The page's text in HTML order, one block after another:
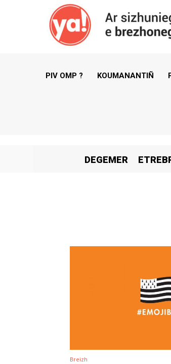
PIV OMP ? KOUMANANTIÑ
DEGEMER
Breizh